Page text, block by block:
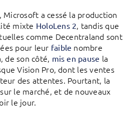
Microsoft a cessé la production
mixte HoloLens 2, tandis que
comme Decentraland sont
pour leur faible nombre
de son côté, mis en pause la
Vision Pro, dont les ventes
des attentes. Pourtant, la
le marché, et de nouveaux
le jour.